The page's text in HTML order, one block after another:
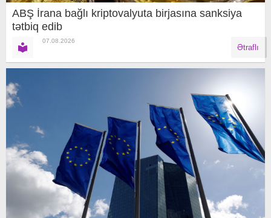
ABŞ İrana bağlı kriptovalyuta birjasına sanksiya
tətbiq edib
07.08.2026
Ətraflı